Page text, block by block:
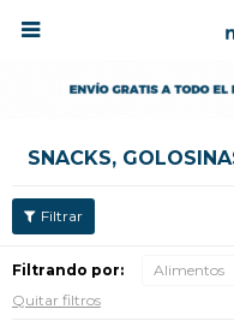

SNACKS,
Filtrando por: Alimentos
Quitar filtros